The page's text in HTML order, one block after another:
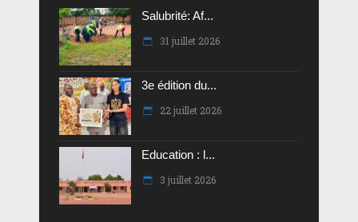
Salubrité: Af...
31 juillet 2026
3e édition du...
22 juillet 2026
Education : l...
3 juillet 2026